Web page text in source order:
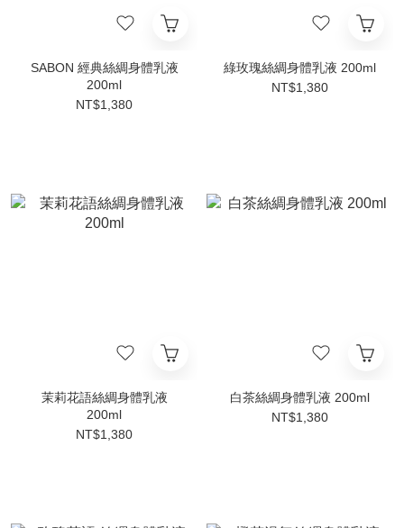
SABON 經典絲綢身體乳液
200ml
NT$1,380
綠玫瑰絲綢身體乳液 200ml
NT$1,380
茉莉花語絲綢身體乳液
200ml
NT$1,380
白茶絲綢身體乳液 200ml
NT$1,380